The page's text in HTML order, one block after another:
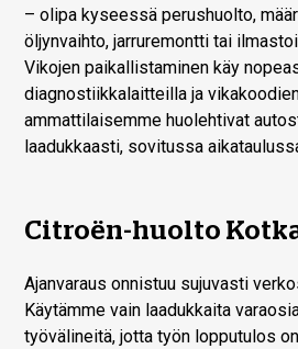
– olipa kyseessä perushuolto,
öljynvaihto, jarruremontti tai
Vikojen paikallistaminen käy
diagnostiikkalaitteilla ja
ammattilaisemme huolehtivat
laadukkaasti, sovitussa
Citroën-huolto
Ajanvaraus onnistuu sujuvasti
Käytämme vain laadukkaita
työvälineitä, jotta työn lopputulos